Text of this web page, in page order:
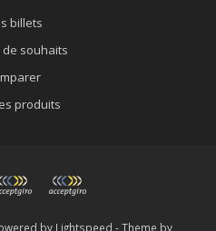
billets
de souhaits
produits
by Lightspeed - Theme by